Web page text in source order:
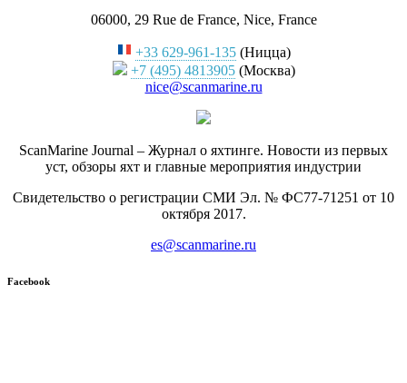
06000, 29 Rue de France, Nice, France
+33 629-961-135(Ницца)
+7 (495) 4813905(Москва)
nice@scanmarine.ru
ScanMarine Journal – Журнал о яхтинге. Новости из первых
уст, обзоры яхт и главные мероприятия индустрии
Свидетельство о регистрации СМИ Эл. № ФС77-71251 от 10
октября 2017.
es@scanmarine.ru
Facebook